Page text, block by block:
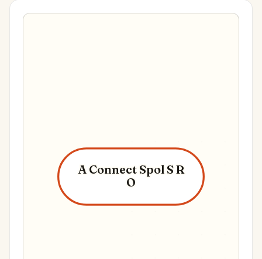
A Connect Spol S R
O